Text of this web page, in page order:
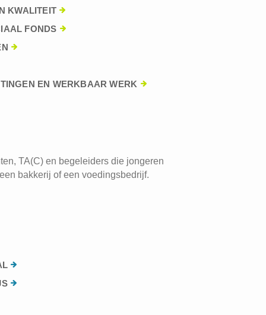
KWALITEIT
FONDS
EN WERKBAAR WERK
TA(C) en begeleiders die jongeren
bakkerij of een voedingsbedrijf.